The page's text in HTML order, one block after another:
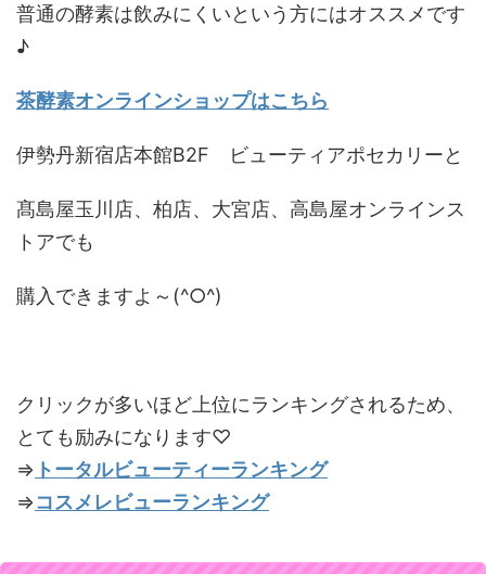
普通の酵素は飲みにくいという方にはオススメです
♪
茶酵素オンラインショップはこちら
伊勢丹新宿店本館B2F ビューティアポセカリーと
髙島屋玉川店、柏店、大宮店、高島屋オンラインス
トアでも
購入できますよ～(^○^)
クリックが多いほど上位にランキングされるため、
とても励みになります♡
⇒ トータルビューティーランキング
⇒コスメレビューランキング